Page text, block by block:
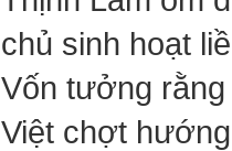
chủ sinh hoạt
Vốn tưởng
Việt chợt